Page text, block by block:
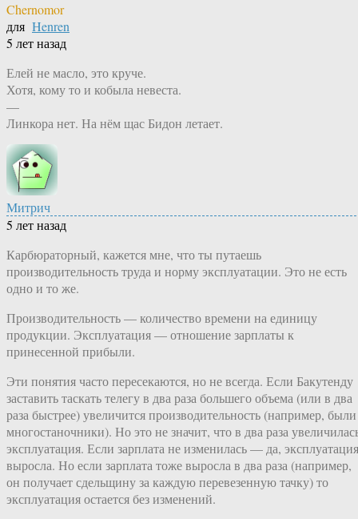
Chernomor
для Henren
5 лет назад
Елей не масло, это круче.
Хотя, кому то и кобыла невеста.
—
Линкора нет. На нём щас Бидон летает.
Митрич
5 лет назад
Карбюраторный, кажется мне, что ты путаешь
производительность труда и норму эксплуатации. Это не есть
одно и то же.
Производительность — количество времени на единицу
продукции. Эксплуатация — отношение зарплаты к
принесенной прибыли.
Эти понятия часто пересекаются, но не всегда. Если Бакутенду
заставить таскать телегу в два раза большего объема (или в два
раза быстрее) увеличится производительность (например, были
многостаночники). Но это не значит, что в два раза
эксплуатация. Если зарплата не изменилась — да, эксплуатация
выросла. Но если зарплата тоже выросла в два раза (например,
он получает сдельщину за каждую перевезенную тачку) то
эксплуатация остается без изменений.